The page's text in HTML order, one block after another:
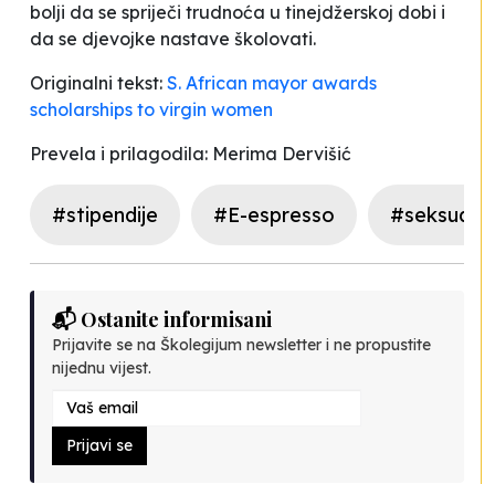
bolji da se spriječi trudnoća u tinejdžerskoj dobi i
da se djevojke nastave školovati.
Originalni tekst: S. African mayor awards
scholarships to virgin women
Prevela i prilagodila: Merima Dervišić
#stipendije #E-espresso
📬 Ostanite informisani
Prijavite se na Školegijum newsletter i ne propustite
nijednu vijest.
Prijavi se